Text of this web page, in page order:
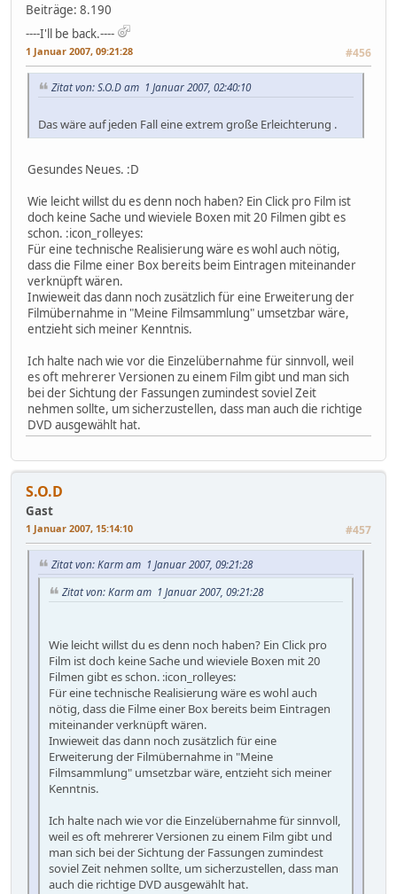
Beiträge: 8.190
----I'll be back.----
1 Januar 2007, 09:21:28 #456
Zitat von: S.O.D am 1 Januar 2007, 02:40:10
Das wäre auf jeden Fall eine extrem große Erleichterung .
Gesundes Neues. :D
Wie leicht willst du es denn noch haben? Ein Click pro Film ist
doch keine Sache und wieviele Boxen mit 20 Filmen gibt es
schon. :icon_rolleyes:
Für eine technische Realisierung wäre es wohl auch nötig,
dass die Filme einer Box bereits beim Eintragen miteinander
verknüpft wären.
Inwieweit das dann noch zusätzlich für eine Erweiterung der
Filmübernahme in "Meine Filmsammlung" umsetzbar wäre,
entzieht sich meiner Kenntnis.
Ich halte nach wie vor die Einzelübernahme für sinnvoll, weil
es oft mehrerer Versionen zu einem Film gibt und man sich
bei der Sichtung der Fassungen zumindest soviel Zeit
nehmen sollte, um sicherzustellen, dass man auch die richtige
DVD ausgewählt hat.
S.O.D
Gast
1 Januar 2007, 15:14:10 #457
Zitat von: Karm am 1 Januar 2007, 09:21:28
Zitat von: Karm am 1 Januar 2007, 09:21:28
Wie leicht willst du es denn noch haben? Ein Click pro
Film ist doch keine Sache und wieviele Boxen mit 20
Filmen gibt es schon. :icon_rolleyes:
Für eine technische Realisierung wäre es wohl auch
nötig, dass die Filme einer Box bereits beim Eintragen
miteinander verknüpft wären.
Inwieweit das dann noch zusätzlich für eine
Erweiterung der Filmübernahme in "Meine
Filmsammlung" umsetzbar wäre, entzieht sich meiner
Kenntnis.
Ich halte nach wie vor die Einzelübernahme für sinnvoll,
weil es oft mehrerer Versionen zu einem Film gibt und
man sich bei der Sichtung der Fassungen zumindest
soviel Zeit nehmen sollte, um sicherzustellen, dass man
auch die richtige DVD ausgewählt hat.